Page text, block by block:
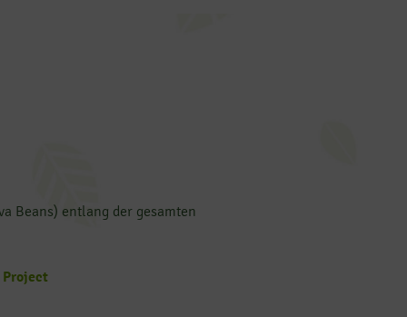
Beans) entlang der gesamten
Project